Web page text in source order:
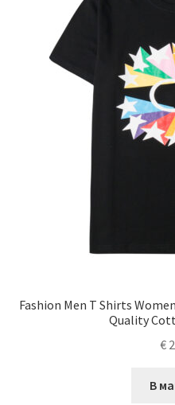
Fashion Men T Shirts
Quality
€
В